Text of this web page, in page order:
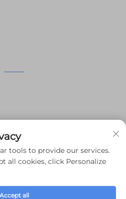
protected]
3d Tous droits réservés.
tools to provide our services.
all cookies, click Personalize
Accept all